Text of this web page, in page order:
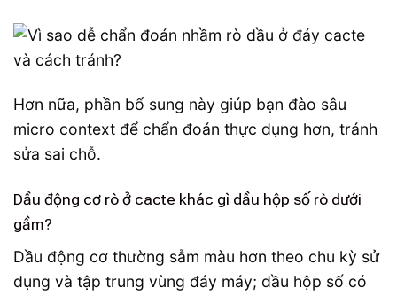
Hơn nữa, phần bổ sung này giúp bạn đào sâu
micro context để chẩn đoán thực dụng hơn, tránh
sửa sai chỗ.
Dầu động cơ rò ở cacte khác gì dầu hộp số rò dưới
gầm?
Dầu động cơ thường sẫm màu hơn theo chu kỳ sử
dụng và tập trung vùng đáy máy; dầu hộp số có